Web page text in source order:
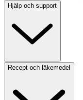
Hjälp och support
Recept och läkemedel